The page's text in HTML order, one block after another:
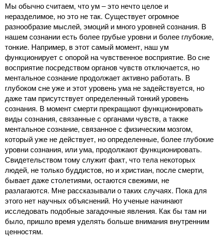
Мы обычно считаем, что ум ‒ это нечто целое и
неразделимое, но это не так. Существует огромное
разнообразие мыслей, эмоций и много уровней сознания. В
нашем сознании есть более грубые уровни и более глубокие,
тонкие. Например, в этот самый момент, наш ум
функционирует с опорой на чувственное восприятие. Во сне
восприятие посредством органов чувств отключается, но
ментальное сознание продолжает активно работать. В
глубоком сне уже и этот уровень ума не задействуется, но
даже там присутствует определенный тонкий уровень
сознания. В момент смерти прекращают функционировать
виды сознания, связанные с органами чувств, а также
ментальное сознание, связанное с физическим мозгом,
который уже не действует, но определенные, более глубокие
уровни сознания, или ума, продолжают функционировать.
Свидетельством тому служит факт, что тела некоторых
людей, не только буддистов, но и христиан, после смерти,
бывает даже столетиями, остаются свежими, не
разлагаются. Мне рассказывали о таких случаях. Пока для
этого нет научных объяснений. Но ученые начинают
исследовать подобные загадочные явления. Как бы там ни
было, пришло время уделять больше внимания внутренним
ценностям.